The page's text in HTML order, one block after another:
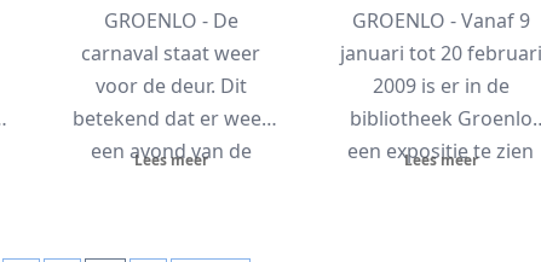
GROENLO - De
carnaval staat weer
voor de deur. Dit
betekend dat er weer
een avond van de
Lees meer
GROENLO - Vanaf 9
januari tot 20 februari
2009 is er in de
bibliotheek Groenlo
een expositie te zien
Lees meer